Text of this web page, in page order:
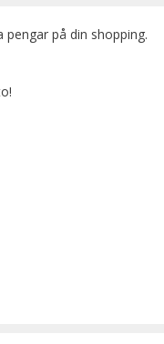
på din shopping.